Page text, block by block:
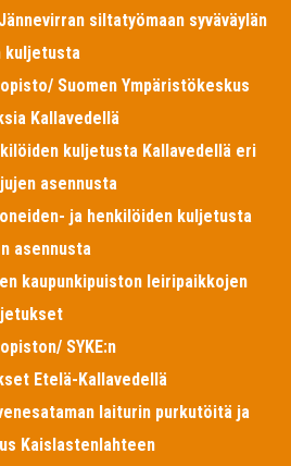
siltatyömaan syväväylän
kuljetusta
Suomen Ympäristökeskus
Kallavedellä
kuljetusta Kallavedellä eri
asennusta
ja henkilöiden kuljetusta
asennusta
kaupunkipuiston leiripaikkojen
SYKE:n
Etelä-Kallavedellä
laiturin purkutöitä ja
Kaislastenlahteen